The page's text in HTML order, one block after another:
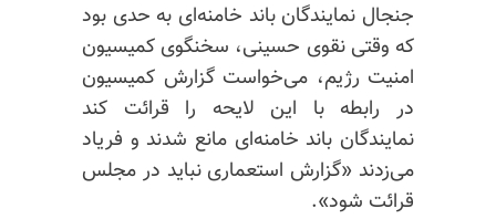
جنجال نمایندگان باند خامنه‌ای به حدی بود
که وقتی نقوی حسینی، سخنگوی کمیسیون
امنیت رژیم، می‌خواست گزارش کمیسیون
در رابطه با این لایحه را قرائت کند
نمایندگان باند خامنه‌ای مانع شدند و فریاد
می‌زدند «گزارش استعماری نباید در مجلس
قرائت شود».